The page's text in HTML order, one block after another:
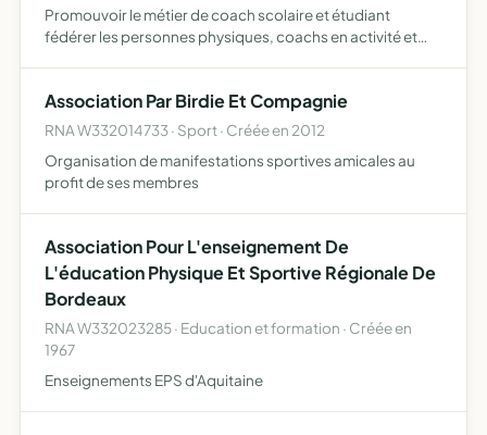
Promouvoir le métier de coach scolaire et étudiant
fédérer les personnes physiques, coachs en activité et
domain…
Association Par Birdie Et Compagnie
RNA W332014733 · Sport · Créée en 2012
Organisation de manifestations sportives amicales au
profit de ses membres
Association Pour L'enseignement De
L'éducation Physique Et Sportive Régionale De
Bordeaux
RNA W332023285 · Education et formation · Créée en
1967
Enseignements EPS d'Aquitaine